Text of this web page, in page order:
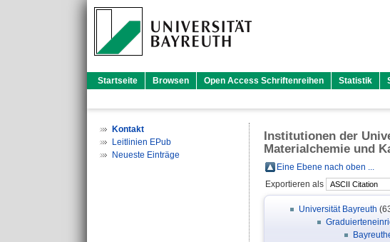
Startseite Browsen Open Access Schriftenreihen Statistik
Kontakt
Leitlinien EPub
Neueste Einträge
Institutionen der
Materialchemie und
Eine Ebene nach oben ...
Exportieren als
Universität Bayreuth